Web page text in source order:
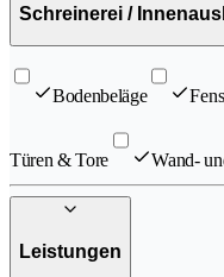
Schreinerei /
Bodenbeläge
Türen & Tore Wand-
Leistungen